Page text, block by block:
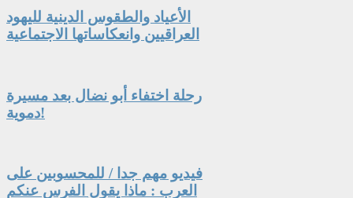
الأعياد والطقوس الدينية لليهود
العراقيين وانعكاساتها الاجتماعية
رحلة اختفاء أبو نضال بعد مسيرة
دموية!
فيديو مهم جدا / للمحسوبين على
العرب : ماذا يقول الفرس عنكم